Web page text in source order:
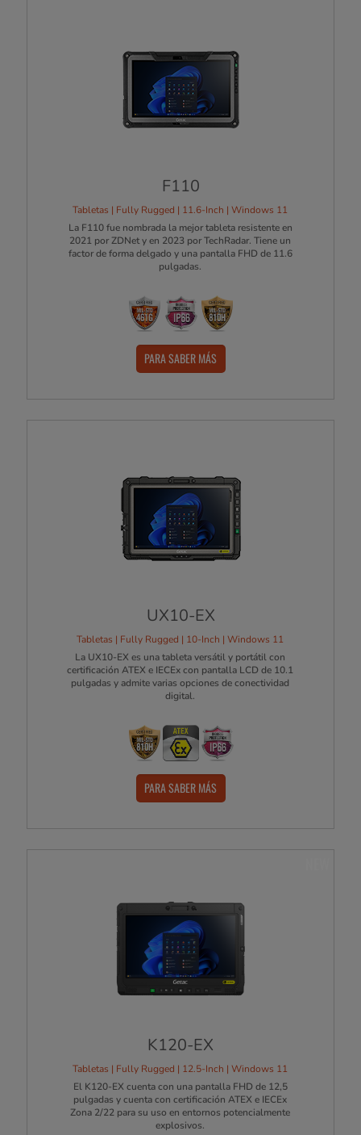
F110
Tabletas | Fully Rugged | 11.6-Inch | Windows 11
La F110 fue nombrada la mejor tableta resistente en
2021 por ZDNet y en 2023 por TechRadar. Tiene un
factor de forma delgado y una pantalla FHD de 11.6
pulgadas.
PARA SABER MÁS
UX10-EX
Tabletas | Fully Rugged | 10-Inch | Windows 11
La UX10-EX es una tableta versátil y portátil con
certificación ATEX e IECEx con pantalla LCD de 10.1
pulgadas y admite varias opciones de conectividad
digital.
PARA SABER MÁS
K120-EX
Tabletas | Fully Rugged | 12.5-Inch | Windows 11
El K120-EX cuenta con una pantalla FHD de 12,5
pulgadas y cuenta con certificación ATEX e IECEx
Zona 2/22 para su uso en entornos potencialmente
explosivos.